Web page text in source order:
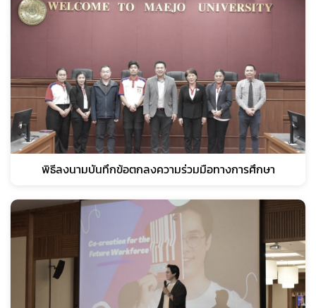
พิธีลงนามบันทึกข้อตกลงความร่วมมือทางการศึกษา